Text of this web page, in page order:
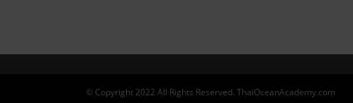
© Copyright 2022 All Rights Reserved. ThaiOceanAcademy.com